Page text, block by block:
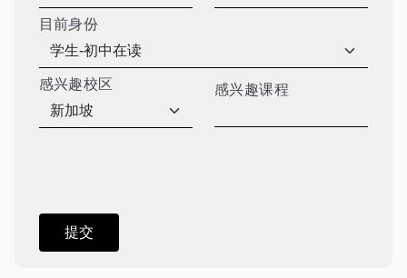
目前身份
感兴趣校区 感兴趣课程